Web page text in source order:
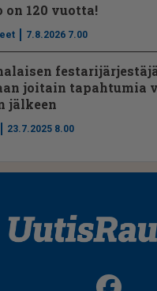
on 120 vuotta!
7.8.2026 7.00
joitain tapahtumia
jälkeen
23.7.2025 8.00